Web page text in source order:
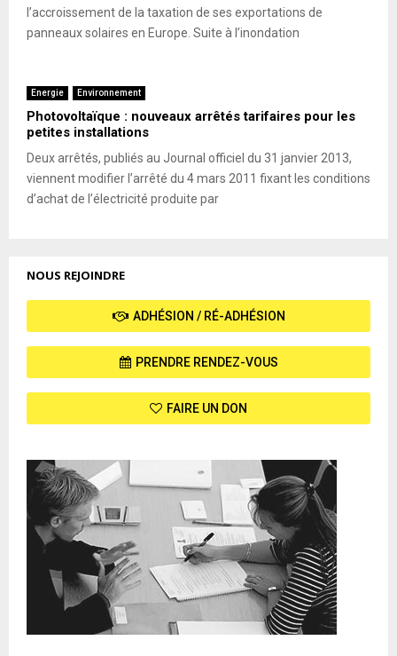
l’accroissement de la taxation de ses exportations de
panneaux solaires en Europe. Suite à l’inondation
Energie Environnement
Photovoltaïque : nouveaux arrêtés tarifaires pour les
petites installations
Deux arrêtés, publiés au Journal officiel du 31 janvier 2013,
viennent modifier l’arrêté du 4 mars 2011 fixant les conditions
d’achat de l’électricité produite par
NOUS REJOINDRE
ADHÉSION / RÉ-ADHÉSION
PRENDRE RENDEZ-VOUS
FAIRE UN DON